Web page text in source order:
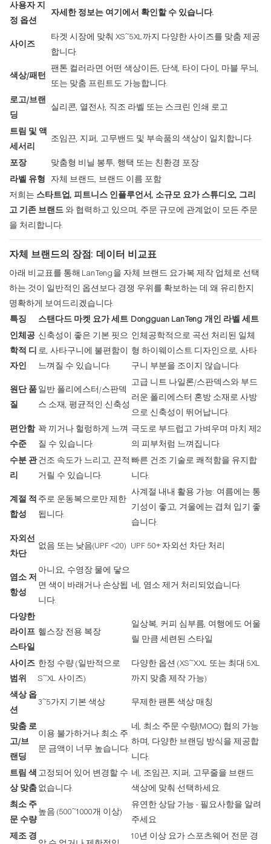
사용자 지
정 옵션
자세한 정보는 여기에서 확인할 수 있습니다.
사이즈
타겟 시장에 맞춰 XS~5XL까지 다양한 사이즈를 맞춤 제공
합니다.
색상/패턴
팬톤 컬러라면 어떤 색상이든, 단색, 타이 다이, 마블 무늬,
또는 맞춤 프린트도 가능합니다.
로고/브랜
딩
실리콘, 열전사, 직조 라벨 또는 스크린 인쇄 로고
트림 및 액
세서리
조임끈, 지퍼, 고무밴드 및 부속품의 색상이 일치합니다.
포장
맞춤형 비닐 봉투, 행택 또는 친환경 포장
라벨 유형
자체 브랜드, 브랜드 이름 포함
저희는 스타트업, 피트니스 인플루언서, 소규모 요가 스튜디오, 그리
고 기존 브랜드와 협력하고 있으며, 주문 규모에 관계없이 모든 주문
을 처리합니다.
자체 브랜드의 장점: 데이터 비교표
아래 비교표를 통해 LanTeng을 자체 브랜드 요가복 제작 업체로 선택
하는 것이 일반적인 옵션보다 경쟁 우위를 확보하는 데 왜 유리한지
명확하게 보여드리겠습니다.
특징
스탠다드 마켓 요가 세트 Dongguan LanTeng 개인 라벨 세트
인체공
학적 디
자인
신축성이 좋은 기본 핏으
로, 사타구니에 불편함이
느껴질 수 있습니다.
인체공학적으로 곡선 처리된 일체
형 하이웨이스트 디자인으로, 사타
구니 부분을 조이지 않습니다.
원단 품
질
일반 폴리에스터/스판덱
스 소재, 평균적인 신축성
고급 니트 나일론/스판덱스와 부드
러운 폴리에스터 혼방 소재로 사방
으로 신축성이 뛰어납니다.
편안함
수준
꽉 끼거나 헐렁하게 느껴
질 수 있습니다.
극도로 부드럽고 가벼우며 마치 제2
의 피부처럼 느껴집니다.
수분 관
리
건조 속도가 느리고, 끈적
거릴 수 있습니다.
빠른 건조 기술로 쾌적함을 유지합
니다.
계절 적
합성
주로 운동복으로만 제한
됩니다.
사계절 내내 활용 가능: 여름에는 통
기성이 좋고, 겨울에는 겹쳐 입기 좋
습니다.
자외선
차단
없음 또는 낮음(UPF <20) UPF 50+ 자외선 차단 처리
염소 저
항성
아니요, 수영장 물에 닿으
면 색이 바래거나 손상됩
니다.
네, 염소 제거 처리되었습니다.
다양한
라이프
스타일
헬스장 전용 복장
일상복, 커피 심부름, 여행에도 어울
릴 만큼 세련된 스타일
사이즈
범위
한정 수량 (일반적으로
S~XL 사이즈)
다양한 옵션 (XS~XXL 또는 최대 5XL
까지 맞춤 제작 가능)
색상 옵
션
3~5가지 기본 색상 무제한 팬톤 색상 매칭
맞춤 로
고/브
랜딩
이용 불가하거나 최소 주
문 금액이 너무 높습니다.
네, 최소 주문 수량(MOQ) 협의 가능
하며, 다양한 브랜딩 방식을 제공합
니다.
트림 색
상 맞춤
고정되어 있어 변경할 수
없습니다.
네, 조임끈, 지퍼, 고무줄을 브랜드
색상에 맞춰 선택하세요.
최소 주
문 수량
높음 (500~1000개 이상)
유연한 상담 가능 - 필요사항을 알려
주세요
제조 경
10년 이상 요가 스포츠웨어 전문 경